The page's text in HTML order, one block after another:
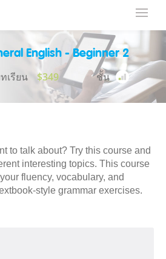
English - Beginner 2
เรียน $349 ชั้น
to talk about? Try this course and
interesting topics. This course
fluency, vocabulary, and
style grammar exercises.